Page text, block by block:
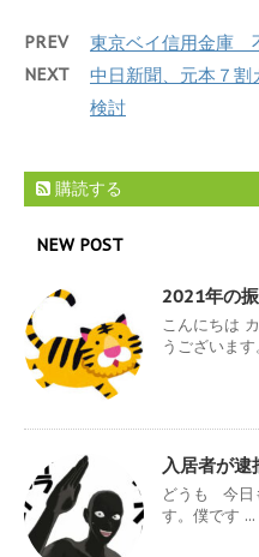
PREV 東京ベイ信用金庫
NEXT
中日新聞、元本７
検討
購読する
NEW POST
2021年の
こんにちは
うございま
入居者が
どうも 今日
す。僕です ...